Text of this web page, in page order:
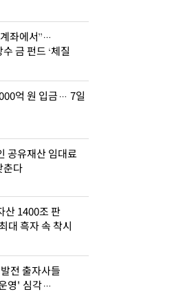
좌에서”…
금 펀드 ‘체질
억 원 입금… 7일
공유재산 임대료
춘다
산 1400조 판
대 흑자 속 착시
전 출자사들
영' 심각…